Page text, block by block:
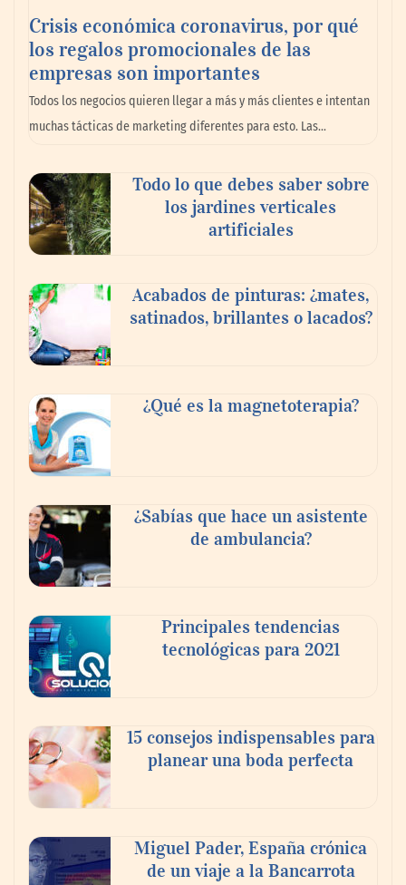
La omnicanalidad redefine la forma de
planear viajes en México
buscan proyectar talento mexicano y
fortalecer el turismo médico
En el Día de la Cerveza, Grupo Modelo
mundo elige para reunirse: 7 de cada 10 la
escogen
compromiso para el eclipse solar del 12 de
agosto
Crisis económica coronavirus, por qué
los regalos promocionales de las
empresas son importantes
Todos los negocios quieren llegar a más y más clientes e intentan
muchas tácticas de marketing diferentes para esto. Las…
Todo lo que debes saber sobre
los jardines verticales
artificiales
Acabados de pinturas: ¿mates,
satinados, brillantes o lacados?
¿Qué es la magnetoterapia?
¿Sabías que hace un asistente
de ambulancia?
Principales tendencias
tecnológicas para 2021
15 consejos indispensables para
planear una boda perfecta
Miguel Pader, España crónica
de un viaje a la Bancarrota